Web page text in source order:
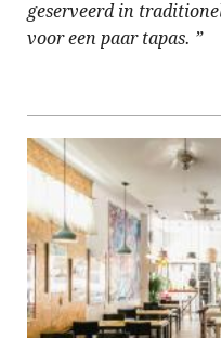
geserveerd in
voor een paar tapas. ”